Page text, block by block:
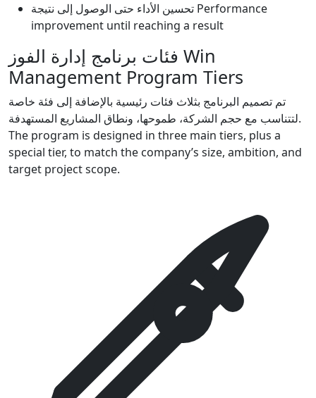
تحسين الأداء حتى الوصول إلى نتيجة Performance
improvement until reaching a result
فئات برنامج إدارة الفوز Win
Management Program Tiers
تم تصميم البرنامج بثلاث فئات رئيسية بالإضافة إلى فئة خاصة
لتتناسب مع حجم الشركة، طموحها، ونطاق المشاريع المستهدفة.
The program is designed in three main tiers, plus a
special tier, to match the company’s size, ambition, and
target project scope.